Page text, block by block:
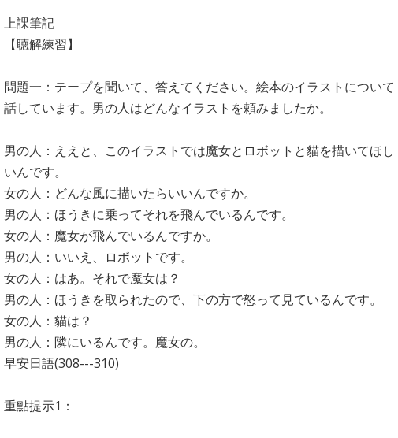
上課筆記
【聴解練習】
問題一：テープを聞いて、答えてください。絵本のイラストについて
話しています。男の人はどんなイラストを頼みましたか。
男の人：ええと、このイラストでは魔女とロボットと貓を描いてほし
いんです。
女の人：どんな風に描いたらいいんですか。
男の人：ほうきに乗ってそれを飛んでいるんです。
女の人：魔女が飛んでいるんですか。
男の人：いいえ、ロボットです。
女の人：はあ。それで魔女は？
男の人：ほうきを取られたので、下の方で怒って見ているんです。
女の人：貓は？
男の人：隣にいるんです。魔女の。
早安日語(308---310)
重點提示1：